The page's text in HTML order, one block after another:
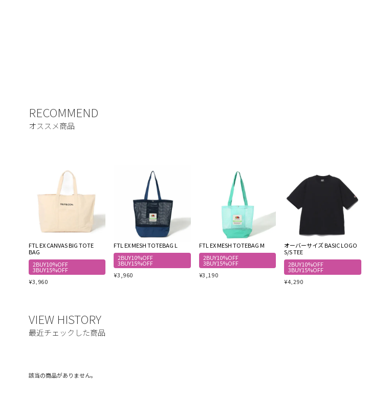
FTL EX CANVAS BIG TOTE
BAG
2BUY10%OFF
3BUY15%OFF
¥3,960
FTL EX MESH TOTEBAG L
2BUY10%OFF
3BUY15%OFF
¥3,960
FTL EX MESH TOTEBAG M
2BUY10%OFF
3BUY15%OFF
¥3,190
オーバーサイズ BASIC LOGO
S/S TEE
2BUY10%OFF
3BUY15%OFF
¥4,290
該当の商品がありません。